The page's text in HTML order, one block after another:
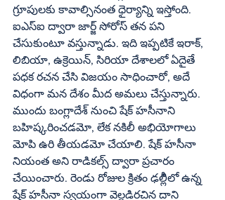
గ్రూపులకు కావాల్సినంత ధైర్యాన్ని ఇస్తోంది.
ఐఎస్‌ఐ ద్వారా జార్జ్‌ సోరోస్‌ తన పని
చేసుకుంటూ వస్తున్నాడు. ఇది ఇప్పటికే ఇరాక్‌,
లిబియా, ఉక్రెయిన్‌, సిరియా దేశాలలో ఏదైతే
పధక రచన చేసి విజయం సాధించారో, అదే
విధంగా మన దేశం మీద అమలు చేస్తున్నారు.
ముందు బంగ్లాదేశ్‌ నుంచి షేక్‌ హసీనాని
బహిష్కరించడమో, లేక నకిలీ అభియోగాలు
మోపి ఉరి తీయడమో చేయాలి. షేక్‌ హసీనా
నియంత అని రాడికల్స్‌ ద్వారా ప్రచారం
చేయించారు. రెండు రోజుల క్రితం ఢల్లీిలో ఉన్న
షేక్‌ హసీనా స్వయంగా వెల్లడిరచిన దాని